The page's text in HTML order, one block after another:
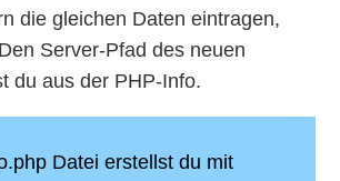
die gleichen Daten eintragen,
Server-Pfad des neuen
du aus der PHP-Info.
Datei erstellst du mit